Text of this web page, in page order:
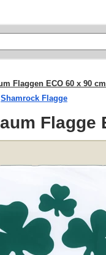
Flaggen ECO 60 x 90 cm
Shamrock Flagge
Flagge